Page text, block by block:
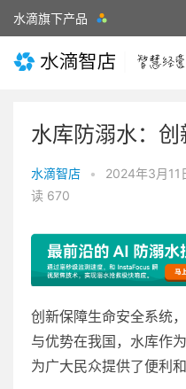
水滴旗下产品
水库防溺水：
水滴智店 • 2024年3月11
读 670
创新保障生命安全系统
与优势在我国，水库作
为广大民众提供了便利